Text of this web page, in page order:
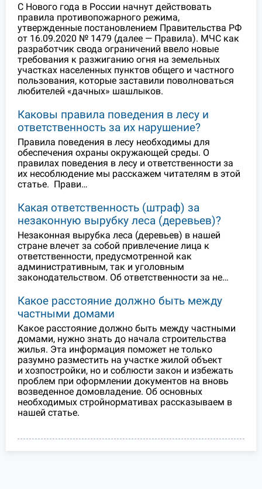
С Нового года в России начнут действовать
правила противопожарного режима,
утвержденные постановлением Правительства РФ
от 16.09.2020 № 1479 (далее — Правила). МЧС как
разработчик свода ограничений ввело новые
требования к разжиганию огня на земельных
участках населенных пунктов общего и частного
пользования, которые заставили поволноваться
любителей «дачных» шашлыков.
Каковы правила поведения в лесу и
ответственность за их нарушение?
Правила поведения в лесу необходимы для
обеспечения охраны окружающей среды. О
правилах поведения в лесу и ответственности за
их несоблюдение мы расскажем читателям в этой
статье. Прави…
Какая ответственность (штраф) за
незаконную вырубку леса (деревьев)?
Незаконная вырубка леса (деревьев) в нашей
стране влечет за собой привлечение лица к
ответственности, предусмотренной как
административным, так и уголовным
законодательством. Об ответственности за не…
Какое расстояние должно быть между
частными домами
Какое расстояние должно быть между частными
домами, нужно знать до начала строительства
жилья. Эта информация поможет не только
разумно разместить на участке жилой объект
и хозпостройки, но и соблюсти закон и избежать
проблем при оформлении документов на вновь
возведенное домовладение. Об основных
необходимых стройнормативах рассказываем в
нашей статье.